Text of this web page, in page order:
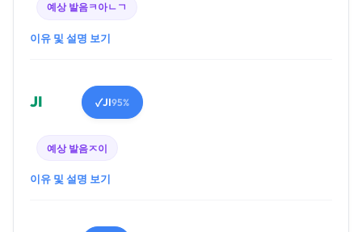
예상 발음ㅋ아ㄴㄱ
이유 및 설명 보기
JI ✓JI95%
예상 발음ㅈ이
이유 및 설명 보기